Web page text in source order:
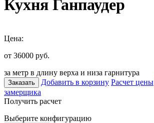
Кухня Ганпаудер
Цена:
от 36000 руб.
за метр в длину верха и низа гарнитура
Заказать Добавить в корзину Расчет цены
замерщика
Получить расчет
Выберите конфигурацию